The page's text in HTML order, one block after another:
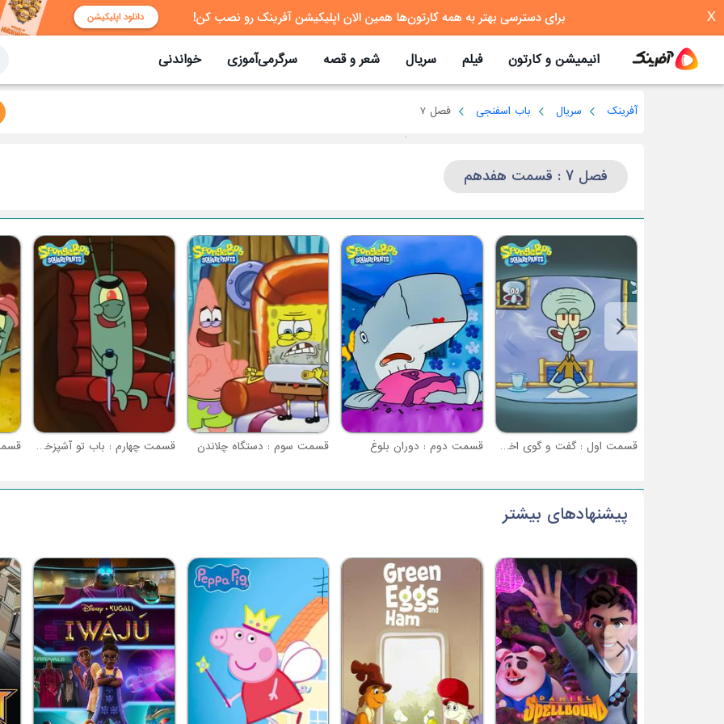
X
انیمیشن و کارتون فیلم سریال شعر و قصه سرگرمی‌آموزی خواندنی
آفرینک سریال باب اسفنجی فصل 7
فصل 7 : قسمت هفدهم
قسمت اول : گفت و گوی اختاپوسی قسمت دوم : دوران بلوغ قسمت سوم : دستگاه چلاندن قسمت چهارم : باب تو آشپزخونه
پیشنهادهای بیشتر